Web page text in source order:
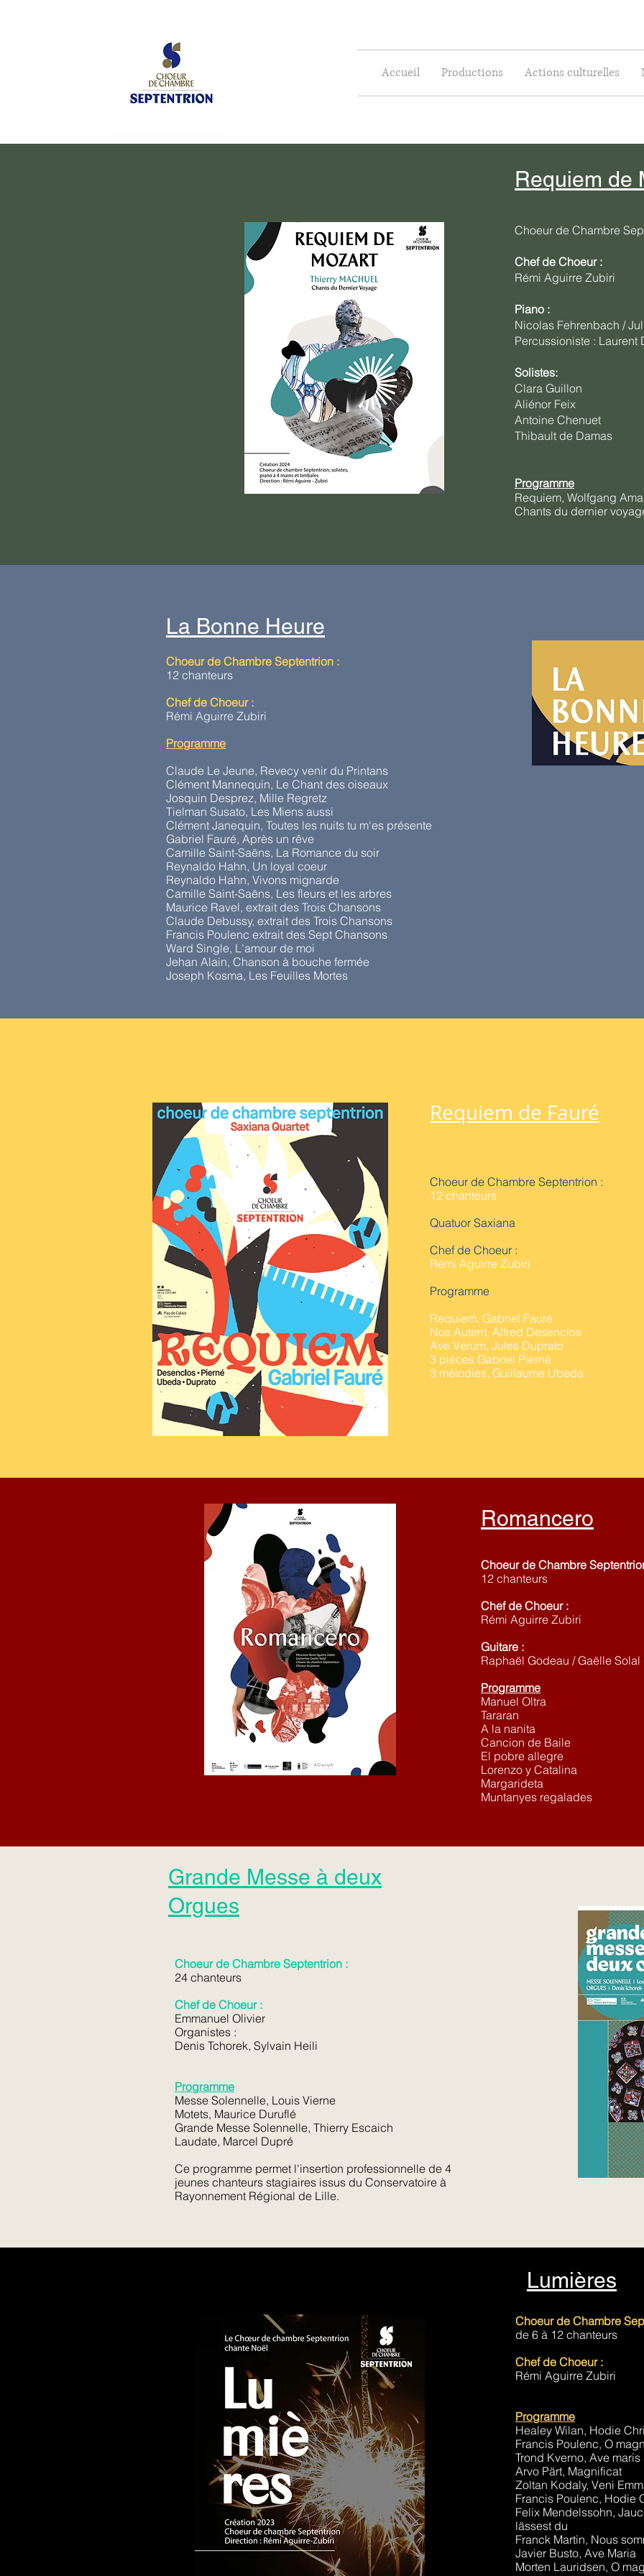
Accueil Productions Actions culturelles
Requiem de
Choeur de Chambre
Chef de Choeur :
Rémi Aguirre Zubiri
Piano :
Nicolas Fehrenbach /
Percussioniste : Laurent
Solistes:
Clara Guillon
Aliénor Feix
Antoine Chenuet
Thibault de Damas
Programme
Requiem, Wolfgang
Chants du dernier
La Bonne Heure
Choeur de Chambre Septentrion :
12 chanteurs
Chef de Choeur :
Rémi Aguirre Zubiri
Programme
Claude Le Jeune, Revecy venir du Printans
Clément Mannequin, Le Chant des oiseaux
Josquin Desprez, Mille Regretz
Tielman Susato, Les Miens aussi
Clément Janequin, Toutes les nuits tu m'es présente
Gabriel Fauré, Après un rêve
Camille Saint-Saëns, La Romance du soir
Reynaldo Hahn, Un loyal coeur
Reynaldo Hahn, Vivons mignarde
Camille Saint-Saëns, Les fleurs et les arbres
Maurice Ravel, extrait des Trois Chansons
Claude Debussy, extrait des Trois Chansons
Francis Poulenc extrait des Sept Chansons
Ward Single, L'amour de moi
Jehan Alain, Chanson à bouche fermée
Joseph Kosma, Les Feuilles Mortes
Requiem de Fauré
Choeur de Chambre Septentrion :
12 chanteurs
Quatuor Saxiana
Chef de Choeur :
Rémi Aguirre Zubiri
Programme
Requiem, Gabriel Fauré
Nos Autem, Alfred Desenclos
Ave Verum, Jules Duprato
3 pièces Gabriel Pierné
3 mélodies, Guillaume Ubeda
Romancero
Choeur de Chambre
12 chanteurs
Chef de Choeur :
Rémi Aguirre Zubiri
Guitare :
Raphaël Godeau / Gaëlle
Programme
Manuel Oltra
Tararan
A la nanita
Cancion de Baile
El pobre allegre
Lorenzo y Catalina
Margarideta
Muntanyes regalades
Grande Messe à deux
Orgues
Choeur de Chambre Septentrion :
24 chanteurs
Chef de Choeur :
Emmanuel Olivier
Organistes :
Denis Tchorek, Sylvain Heili
Programme
Messe Solennelle, Louis Vierne
Motets, Maurice Duruflé
Grande Messe Solennelle, Thierry Escaich​
Laudate, Marcel Dupré
Ce programme permet l'insertion professionnelle de 4
jeunes chanteurs stagiaires issus du Conservatoire à
Rayonnement Régional de Lille.
Lumières
Choeur de Chambre
de 6 à 12 chanteurs
Chef de Choeur :
Rémi Aguirre Zubiri
Programme
Healey Wilan, Hodie
Francis Poulenc, O
Trond Kverno, Ave maris
Arvo Pärt, Magnificat
Zoltan Kodaly, Veni
Francis Poulenc, Hodie
Felix Mendelssohn,
lässest du
Franck Martin, Nous
Javier Busto, Ave Maria
Morten Lauridsen, O